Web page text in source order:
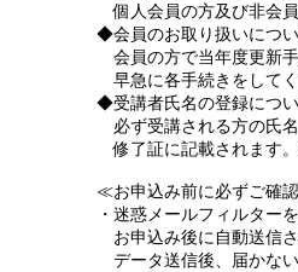
個人会員の方及び非会
◆会員のお取り扱いにつ
会員の方で当年度更新
早急に各手続きをして
◆受講者氏名の登録につ
必ず受講される方の氏
修了証に記載されます
≪お申込み前に必ずご確
・迷惑メールフィルター
お申込み後に自動送信
データ送信後、届かな